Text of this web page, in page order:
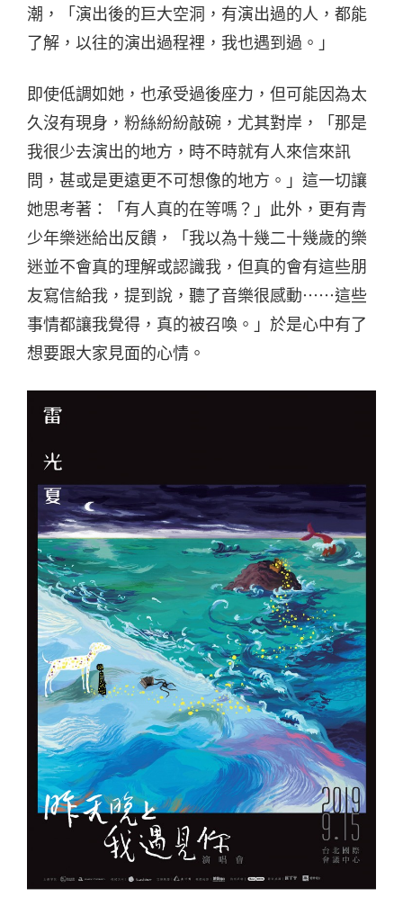
潮，「演出後的巨大空洞，有演出過的人，都能
了解，以往的演出過程裡，我也遇到過。」
即使低調如她，也承受過後座力，但可能因為太
久沒有現身，粉絲紛紛敲碗，尤其對岸，「那是
我很少去演出的地方，時不時就有人來信來訊
問，甚或是更遠更不可想像的地方。」這一切讓
她思考著：「有人真的在等嗎？」此外，更有青
少年樂迷給出反饋，「我以為十幾二十幾歲的樂
迷並不會真的理解或認識我，但真的會有這些朋
友寫信給我，提到說，聽了音樂很感動⋯⋯這些
事情都讓我覺得，真的被召喚。」於是心中有了
想要跟大家見面的心情。